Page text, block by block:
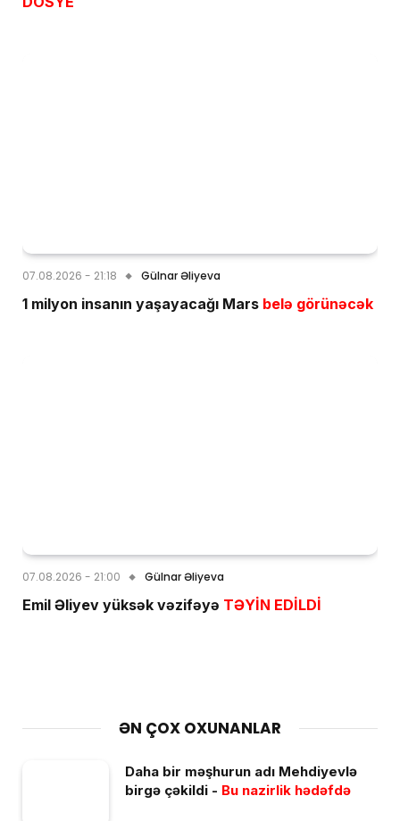
07.08.2026 - 21:18 Gülnar Əliyeva
1 milyon insanın yaşayacağı Mars belə görünəcək
07.08.2026 - 21:00 Gülnar Əliyeva
Emil Əliyev yüksək vəzifəyə TƏYİN EDİLDİ
ƏN ÇOX OXUNANLAR
Daha bir məşhurun adı Mehdiyevlə
birgə çəkildi - Bu nazirlik hədəfdə